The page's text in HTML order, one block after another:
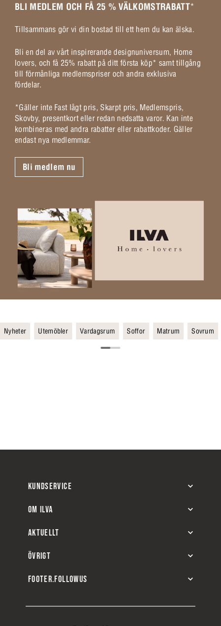
BLI MEDLEM OCH FÅ 25 % VÄLKOMSTRABATT*
Tillsammans gör vi din bostad till ett hem du kan älska.
Bli en del av vårt inspirerande designuniversum, Home
lovers, och få 25% rabatt på ditt första köp* samt tillgång
till förmånliga medlemspriser och andra exklusiva
fördelar.
*Gäller inte Fast lågt pris, Skarpt pris, Medlemspris,
Skovby, presentkort eller redan nedsatta varor. Kan inte
kombineras med andra rabatter eller rabattkoder. Gäller
endast nya medlemmar.
Bli medlem nu
Nyheter Utemöbler Vardagsrum Soffor Matrum Sovrum
KUNDSERVICE
OM ILVA
AKTUELLT
ÖVRIGT
FOOTER.FOLLOWUS